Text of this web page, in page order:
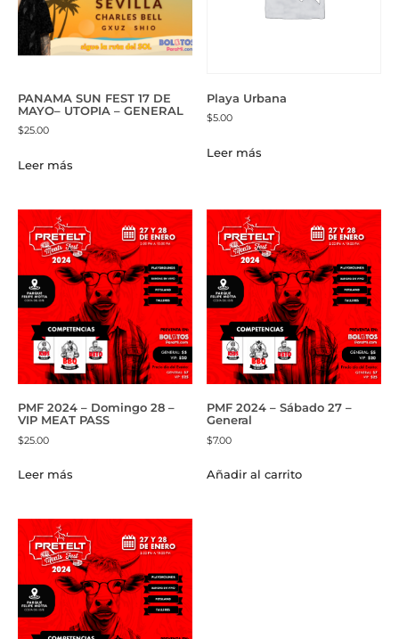
PANAMA SUN FEST 17 DE
MAYO– UTOPIA – GENERAL
$25.00
Leer más
Playa Urbana
$5.00
Leer más
PMF 2024 – Domingo 28 –
VIP MEAT PASS
$25.00
Leer más
PMF 2024 – Sábado 27 –
General
$7.00
Añadir al carrito